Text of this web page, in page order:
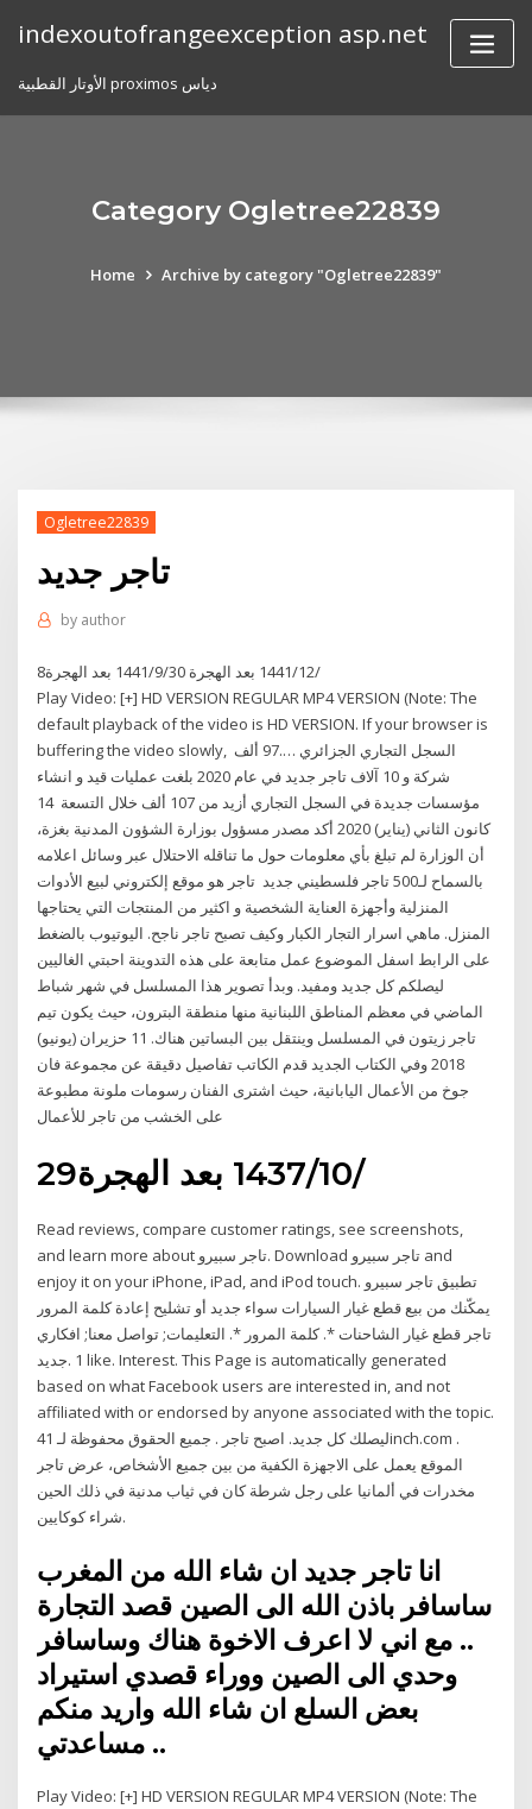
indexoutofrangeexception asp.net
الأوتار القطبية proximos دياس
Category Ogletree22839
Home Archive by category "Ogletree22839"
Ogletree22839
تاجر جديد
by author
8‏‏/12‏‏/1441 بعد الهجرة 30‏‏/9‏‏/1441 بعد الهجرة
Play Video: [+] HD VERSION REGULAR MP4 VERSION (Note: The
default playback of the video is HD VERSION. If your browser is
buffering the video slowly, السجل التجاري الجزائري ….97 ألف
شركة و 10 آلاف تاجر جديد في عام 2020 بلغت عمليات قيد و انشاء
مؤسسات جديدة في السجل التجاري أزيد من 107 ألف خلال التسعة 14
كانون الثاني (يناير) 2020 أكد مصدر مسؤول بوزارة الشؤون المدنية بغزة،
أن الوزارة لم تبلغ بأي معلومات حول ما تناقله الاحتلال عبر وسائل اعلامه
بالسماح لـ500 تاجر فلسطيني جديد تاجر هو موقع إلكتروني لبيع الأدوات
المنزلية وأجهزة العناية الشخصية و اكثير من المنتجات التي يحتاجها
المنزل. ماهي اسرار التجار الكبار وكيف تصبح تاجر ناجح. اليوتيوب بالضغط
على الرابط اسفل الموضوع عمل متابعة على هذه التدوينة احبتي الغاليين
ليصلكم كل جديد ومفيد. وبدأ تصوير هذا المسلسل في شهر شباط
الماضي في معظم المناطق اللبنانية منها منطقة البترون، حيث يكون تيم
تاجر زيتون في المسلسل وينتقل بين البساتين هناك. 11 حزيران (يونيو)
2018 وفي الكتاب الجديد قدم الكاتب تفاصيل دقيقة عن مجموعة فان
جوخ من الأعمال اليابانية، حيث اشترى الفنان رسومات ملونة مطبوعة
29‏‏/10‏‏/1437 بعد الهجرة
‎Read reviews, compare customer ratings, see screenshots,
and learn more about تاجر سبيرو. Download تاجر سبيرو and
enjoy it on your iPhone, iPad, and iPod touch. ‎تطبيق تاجر سبيرو
يمكّنك من بيع قطع غيار السيارات سواء جديد أو تشليح إعادة كلمة المرور
*. كلمة المرور *. التعليمات; تواصل معنا; افكاري ‎تاجر قطع غيار الشاحنات
جديد.‎ 1 like. Interest. This Page is automatically generated
based on what Facebook users are interested in, and not
affiliated with or endorsed by anyone associated with the topic.
ليصلك كل جديد. اصبح تاجر . جميع الحقوق محفوظة لـ 41inch.com .
الموقع يعمل على الاجهزة الكفية من بين جميع الأشخاص، عرض تاجر
مخدرات في ألمانيا على رجل شرطة كان في ثياب مدنية في ذلك الحين
شراء كوكايين.
انا تاجر جديد ان شاء الله من المغرب
ساسافر باذن الله الى الصين قصد التجارة
.. مع اني لا اعرف الاخوة هناك وساسافر
وحدي الى الصين ووراء قصدي استيراد
بعض السلع ان شاء الله واريد منكم
مساعدتي ..
Play Video: [+] HD VERSION REGULAR MP4 VERSION (Note: The